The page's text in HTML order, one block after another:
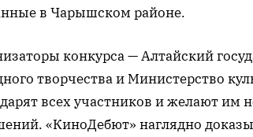
в Чарышском районе.
конкурса — Алтайский
творчества и Министерство
всех участников и желают им
«КиноДебют» наглядно